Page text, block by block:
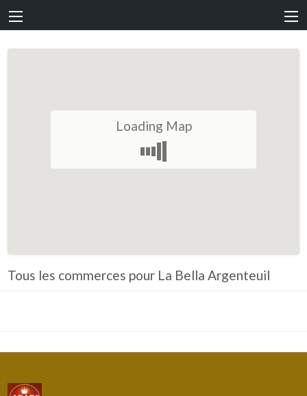
Loading Map
Tous les commerces pour La Bella Argenteuil